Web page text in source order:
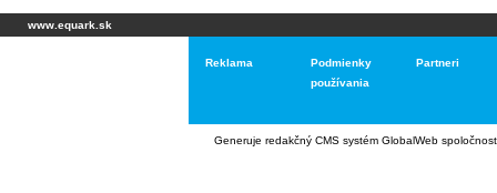
www.equark.sk
Reklama
Podmienky
používania
Partneri
Generuje redakčný CMS systém GlobalWeb